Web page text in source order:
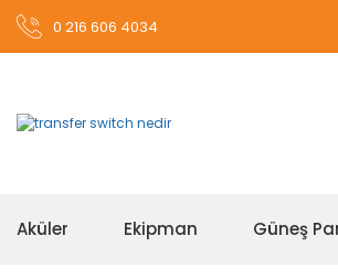
0 216 606 4034
Aküler Ekipman Güneş